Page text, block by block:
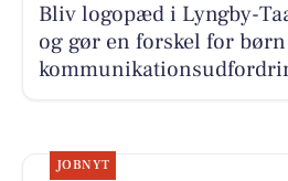
Bliv logopæd i Lyngby-
og gør en forskel for
JOBNYT